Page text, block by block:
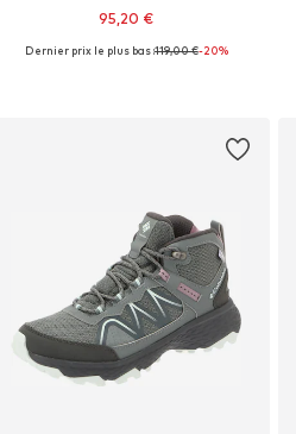
95,20 €
Disponible en plusieurs tailles
Dernier prix le plus bas :119,00 €-20%